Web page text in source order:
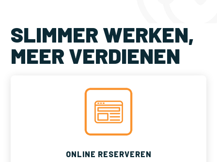
SLIMMER WERKEN,
MEER VERDIENEN
ONLINE RESERVEREN